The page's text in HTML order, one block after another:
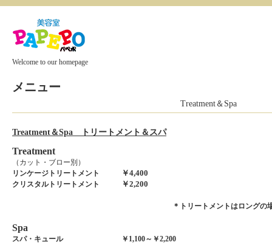
Welcome to our homepage
メニュー
Treatment＆Spa
Treatment＆Spa トリートメント＆スパ
Treatment
（カット・ブロー別）
リンケージトリートメント
￥4,400
クリスタルトリートメント ￥2,200
＊トリートメントはロングの場
Spa
スパ・キュール ￥1,100～￥2,200